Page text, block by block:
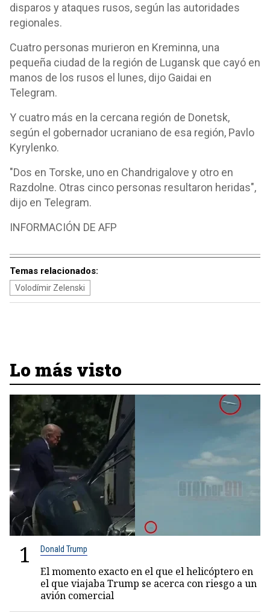
disparos y ataques rusos, según las autoridades
regionales.
Cuatro personas murieron en Kreminna, una
pequeña ciudad de la región de Lugansk que cayó en
manos de los rusos el lunes, dijo Gaidai en
Telegram.
Y cuatro más en la cercana región de Donetsk,
según el gobernador ucraniano de esa región, Pavlo
Kyrylenko.
"Dos en Torske, uno en Chandrigalove y otro en
Razdolne. Otras cinco personas resultaron heridas",
dijo en Telegram.
INFORMACIÓN DE AFP
Temas relacionados:
Volodímir Zelenski
Lo más visto
1 Donald Trump
El momento exacto en el que el helicóptero en
el que viajaba Trump se acerca con riesgo a un
avión comercial